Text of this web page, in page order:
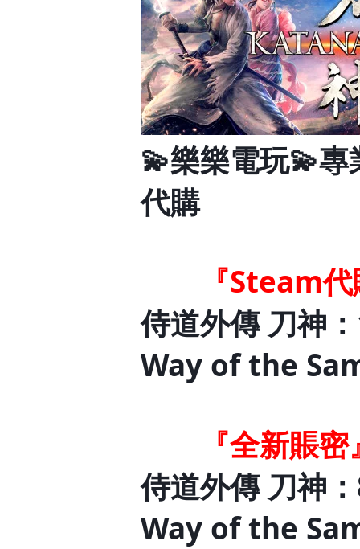
💫樂樂電玩💫
代購
『Steam代
侍道外傳 刀神
Way of the
『全新賬密
侍道外傳 刀神
Way of the